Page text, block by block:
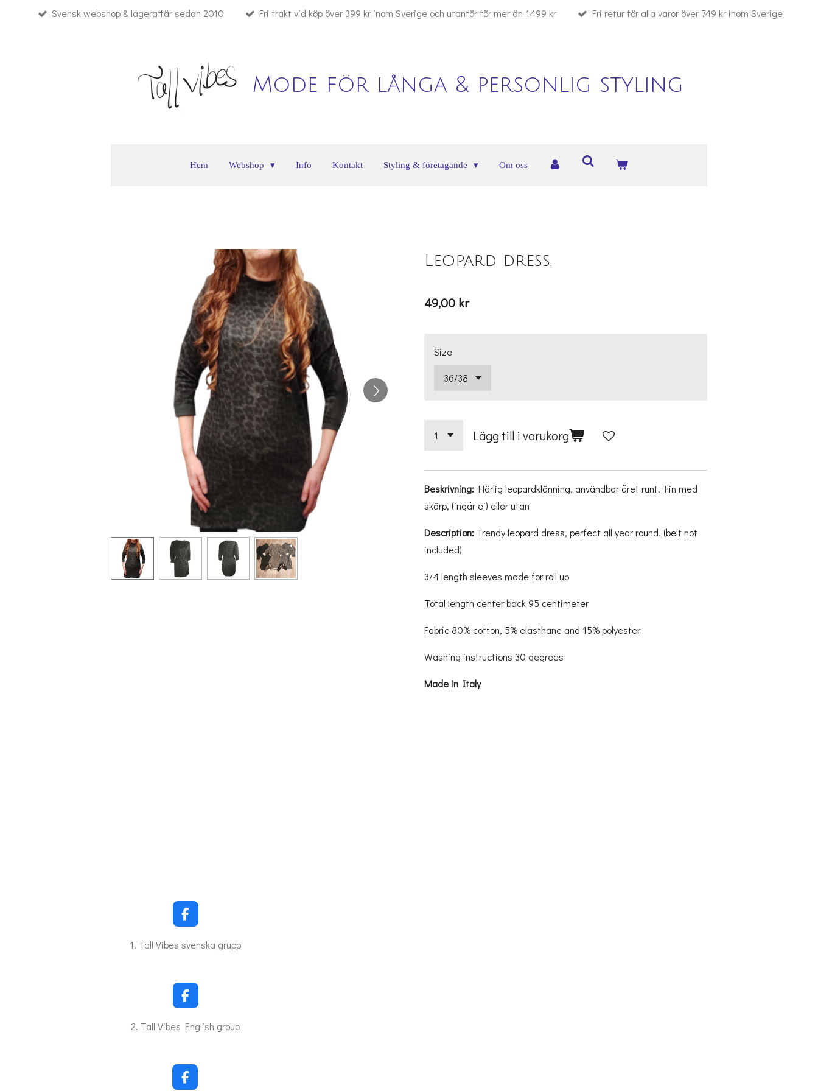
Svensk webshop & lageraffär sedan 2010 Fri frakt vid köp över 399 kr inom Sverige och utanför för mer än 1499 kr Fri retur för alla varor över 749 kr inom Sverige
Mode för långa & personlig styling
Hem Webshop Info Kontakt Styling & företagande Om oss
Leopard dress.
49,00 kr
Size
Lägg till i varukorg
Beskrivning: Härlig leopardklänning, användbar året runt. Fin med
skärp, (ingår ej) eller utan
Description: Trendy leopard dress, perfect all year round. (belt not
included)
3/4 length sleeves made for roll up
Total length center back 95 centimeter
Fabric 80% cotton, 5% elasthane and 15% polyester
Washing instructions 30 degrees
Made in Italy
F
a
c
o
k
1. Tall Vibes svenska grupp
F
a
c
o
k
2. Tall Vibes English group
F